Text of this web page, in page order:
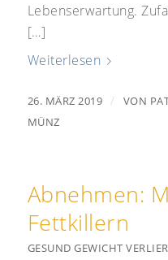
Lebenserwartung.
[…]
Weiterlesen
26. MÄRZ 2019 / VON
MÜNZ
Abnehmen:
Fettkillern
GESUND GEWICHT